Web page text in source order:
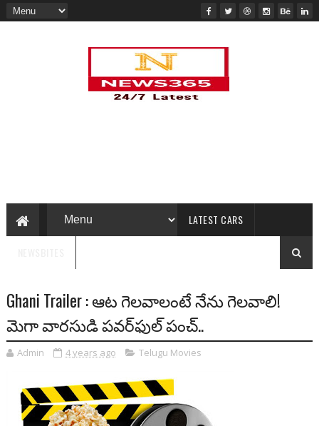
LATEST CARS
Ghani Trailer : ఆట గెలవాలంటే నేను గెలవాలి!
మెగా వారసుడి పవర్‌ఫుల్ పంచ్..
Admin 4 years ago Telugu Movies